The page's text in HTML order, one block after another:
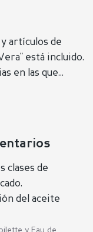
artículos de
está incluido.
en las que...
clases de
del aceite
y Eau de